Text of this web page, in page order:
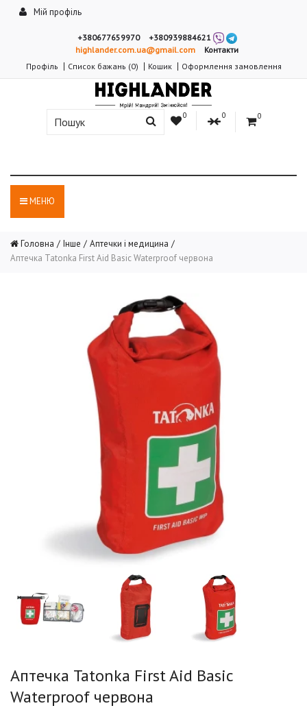
Мій профіль
+380677659970
+380939884621
highlander.com.ua@gmail.com
Контакти
Профіль
Список бажань (0) Кошик Оформлення замовлення
0 0 0
МЕНЮ
Головна Інше
Аптечки і медицина
Аптечка Tatonka First Aid Basic Waterproof червона
Аптечка Tatonka First Aid Basic
Waterproof червона